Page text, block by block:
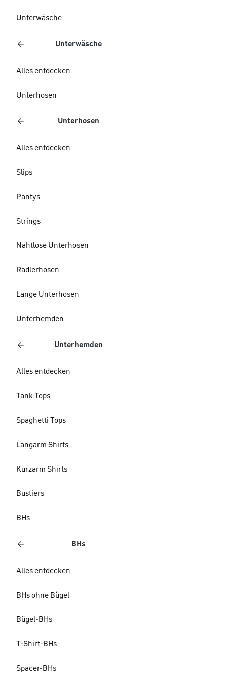
Unterwäsche
Unterwäsche
Alles entdecken
Unterhosen
Unterhosen
Alles entdecken
Slips
Pantys
Strings
Nahtlose Unterhosen
Radlerhosen
Lange Unterhosen
Unterhemden
Unterhemden
Alles entdecken
Tank Tops
Spaghetti Tops
Langarm Shirts
Kurzarm Shirts
Bustiers
BHs
BHs
Alles entdecken
BHs ohne Bügel
Bügel-BHs
T-Shirt-BHs
Spacer-BHs